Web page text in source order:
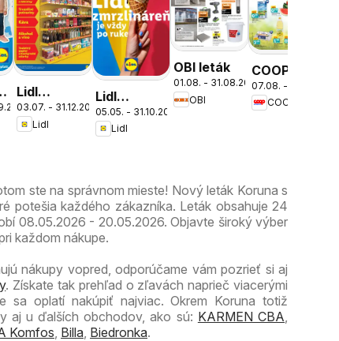
Lidl
dlhodobo
zlacnené
03.07. - 31.12.2026
Lidl
Lidl
zmrzlináreň
05.05. - 31.10.2026
Lidl
OBI leták
01.08. - 31.08.2026
OBI
COOP
Jednota
cez víkend
07.08. - 09.08.2026
ste na správnom mieste! Nový leták Koruna s
potešia každého zákazníka. Leták obsahuje 24
08.05.2026 - 20.05.2026. Objavte široký výber
každom nákupe.
nákupy vopred, odporúčame vám pozrieť si aj
. Získate tak prehľad o zľavách naprieč viacerými
sa oplatí nakúpiť najviac. Okrem Koruna totiž
aj u ďalších obchodov, ako sú: KARMEN CBA
Komfos Billa Biedronka.